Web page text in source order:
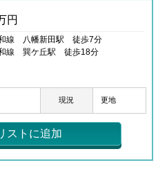
円
線 八幡新田駅 徒歩7分
線 巽ケ丘駅 徒歩18分
現況 更地
ストに追加